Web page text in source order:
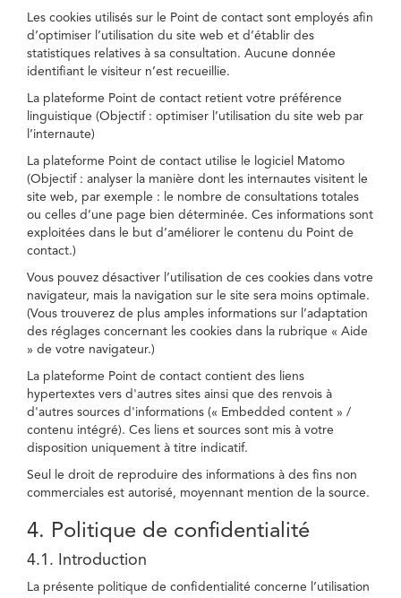
Les cookies utilisés sur le Point de contact sont employés afin
d’optimiser l’utilisation du site web et d’établir des
statistiques relatives à sa consultation. Aucune donnée
identifiant le visiteur n’est recueillie.
La plateforme Point de contact retient votre préférence
linguistique (Objectif : optimiser l’utilisation du site web par
l’internaute)
La plateforme Point de contact utilise le logiciel Matomo
(Objectif : analyser la manière dont les internautes visitent le
site web, par exemple : le nombre de consultations totales
ou celles d’une page bien déterminée. Ces informations sont
exploitées dans le but d’améliorer le contenu du Point de
contact.)
Vous pouvez désactiver l’utilisation de ces cookies dans votre
navigateur, mais la navigation sur le site sera moins optimale.
(Vous trouverez de plus amples informations sur l’adaptation
des réglages concernant les cookies dans la rubrique « Aide
» de votre navigateur.)
La plateforme Point de contact contient des liens
hypertextes vers d'autres sites ainsi que des renvois à
d'autres sources d'informations (« Embedded content » /
contenu intégré). Ces liens et sources sont mis à votre
disposition uniquement à titre indicatif.
Seul le droit de reproduire des informations à des fins non
commerciales est autorisé, moyennant mention de la source.
4. Politique de confidentialité
4.1. Introduction
La présente politique de confidentialité concerne l’utilisation